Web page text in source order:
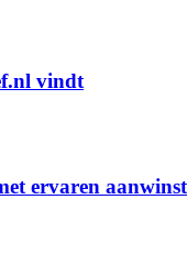
vindt
ervaren